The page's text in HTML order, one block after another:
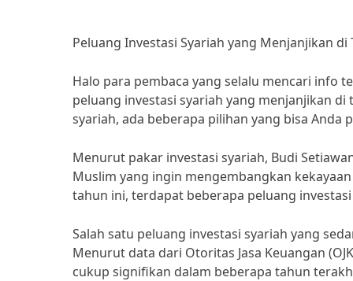
Peluang Investasi Syariah yang Menjanjikan di
Halo para pembaca yang selalu mencari info
peluang investasi syariah yang menjanjikan
syariah, ada beberapa pilihan yang bisa
Menurut pakar investasi syariah, Budi
Muslim yang ingin mengembangkan
tahun ini, terdapat beberapa peluang
Salah satu peluang investasi syariah yang
Menurut data dari Otoritas Jasa Keuangan
cukup signifikan dalam beberapa tahun